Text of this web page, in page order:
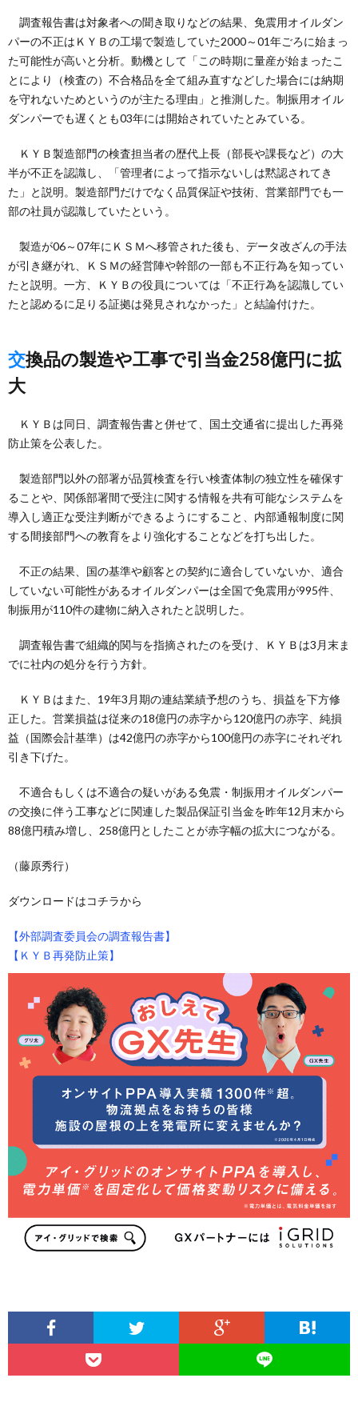
調査報告書は対象者への聞き取りなどの結果、免震用オイルダン
パーの不正はＫＹＢの工場で製造していた2000～01年ごろに始まっ
た可能性が高いと分析。動機として「この時期に量産が始まったこ
とにより（検査の）不合格品を全て組み直すなどした場合には納期
を守れないためというのが主たる理由」と推測した。制振用オイル
ダンパーでも遅くとも03年には開始されていたとみている。
ＫＹＢ製造部門の検査担当者の歴代上長（部長や課長など）の大
半が不正を認識し、「管理者によって指示ないしは黙認されてき
た」と説明。製造部門だけでなく品質保証や技術、営業部門でも一
部の社員が認識していたという。
製造が06～07年にＫＳＭへ移管された後も、データ改ざんの手法
が引き継がれ、ＫＳＭの経営陣や幹部の一部も不正行為を知ってい
たと説明。一方、ＫＹＢの役員については「不正行為を認識してい
たと認めるに足りる証拠は発見されなかった」と結論付けた。
交換品の製造や工事で引当金258億円に拡
大
ＫＹＢは同日、調査報告書と併せて、国土交通省に提出した再発
防止策を公表した。
製造部門以外の部署が品質検査を行い検査体制の独立性を確保す
ることや、関係部署間で受注に関する情報を共有可能なシステムを
導入し適正な受注判断ができるようにすること、内部通報制度に関
する間接部門への教育をより強化することなどを打ち出した。
不正の結果、国の基準や顧客との契約に適合していないか、適合
していない可能性があるオイルダンパーは全国で免震用が995件、
制振用が110件の建物に納入されたと説明した。
調査報告書で組織的関与を指摘されたのを受け、ＫＹＢは3月末ま
でに社内の処分を行う方針。
ＫＹＢはまた、19年3月期の連結業績予想のうち、損益を下方修
正した。営業損益は従来の18億円の赤字から120億円の赤字、純損
益（国際会計基準）は42億円の赤字から100億円の赤字にそれぞれ
引き下げた。
不適合もしくは不適合の疑いがある免震・制振用オイルダンパー
の交換に伴う工事などに関連した製品保証引当金を昨年12月末から
88億円積み増し、258億円としたことが赤字幅の拡大につながる。
（藤原秀行）
ダウンロードはコチラから
【外部調査委員会の調査報告書】
【ＫＹＢ再発防止策】